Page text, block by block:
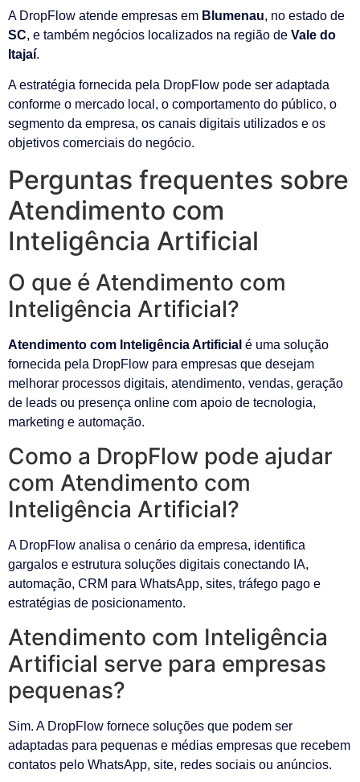
A DropFlow atende empresas em Blumenau, no estado de
SC, e também negócios localizados na região de Vale do
Itajaí.
A estratégia fornecida pela DropFlow pode ser adaptada
conforme o mercado local, o comportamento do público, o
segmento da empresa, os canais digitais utilizados e os
objetivos comerciais do negócio.
Perguntas frequentes sobre
Atendimento com
Inteligência Artificial
O que é Atendimento com
Inteligência Artificial?
Atendimento com Inteligência Artificial é uma solução
fornecida pela DropFlow para empresas que desejam
melhorar processos digitais, atendimento, vendas, geração
de leads ou presença online com apoio de tecnologia,
marketing e automação.
Como a DropFlow pode ajudar
com Atendimento com
Inteligência Artificial?
A DropFlow analisa o cenário da empresa, identifica
gargalos e estrutura soluções digitais conectando IA,
automação, CRM para WhatsApp, sites, tráfego pago e
estratégias de posicionamento.
Atendimento com Inteligência
Artificial serve para empresas
pequenas?
Sim. A DropFlow fornece soluções que podem ser
adaptadas para pequenas e médias empresas que recebem
contatos pelo WhatsApp, site, redes sociais ou anúncios.